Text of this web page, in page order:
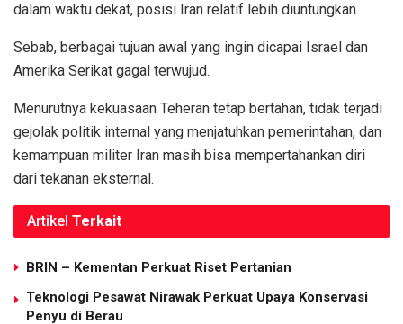
dalam waktu dekat, posisi Iran relatif lebih diuntungkan.
Sebab, berbagai tujuan awal yang ingin dicapai Israel dan
Amerika Serikat gagal terwujud.
Menurutnya kekuasaan Teheran tetap bertahan, tidak terjadi
gejolak politik internal yang menjatuhkan pemerintahan, dan
kemampuan militer Iran masih bisa mempertahankan diri
dari tekanan eksternal.
Artikel Terkait
BRIN – Kementan Perkuat Riset Pertanian
Teknologi Pesawat Nirawak Perkuat Upaya Konservasi
Penyu di Berau